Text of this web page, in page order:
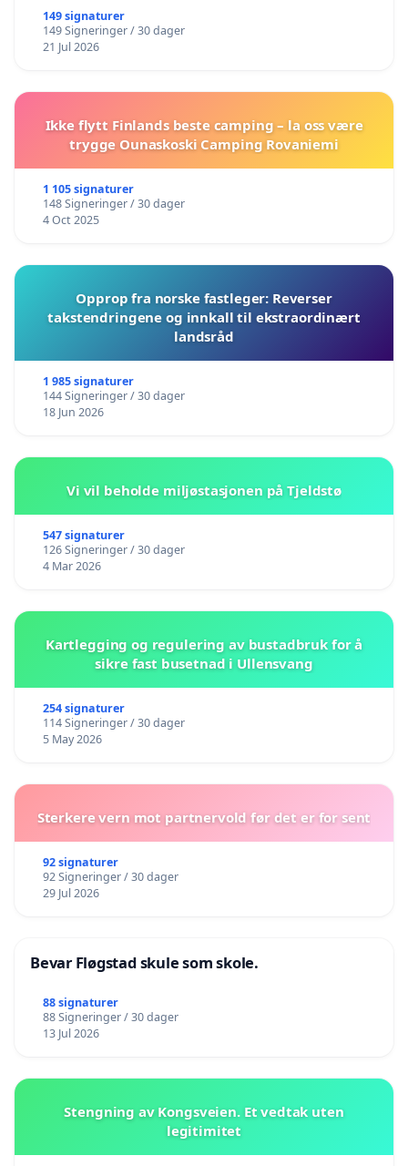
149 signaturer
149 Signeringer / 30 dager
21 Jul 2026
Ikke flytt Finlands beste camping – la oss være
trygge Ounaskoski Camping Rovaniemi
1 105 signaturer
148 Signeringer / 30 dager
4 Oct 2025
Opprop fra norske fastleger: Reverser
takstendringene og innkall til ekstraordinært
landsråd
1 985 signaturer
144 Signeringer / 30 dager
18 Jun 2026
Vi vil beholde miljøstasjonen på Tjeldstø
547 signaturer
126 Signeringer / 30 dager
4 Mar 2026
Kartlegging og regulering av bustadbruk for å
sikre fast busetnad i Ullensvang
254 signaturer
114 Signeringer / 30 dager
5 May 2026
Sterkere vern mot partnervold før det er for sent
92 signaturer
92 Signeringer / 30 dager
29 Jul 2026
Bevar Fløgstad skule som skole.
88 signaturer
88 Signeringer / 30 dager
13 Jul 2026
Stengning av Kongsveien. Et vedtak uten
legitimitet